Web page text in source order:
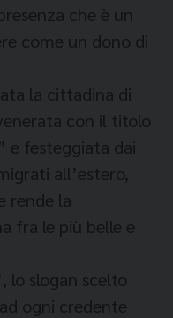
che è un
come un dono di
la cittadina di
con il titolo
e festeggiata dai
all’estero,
rende la
fra le più belle e
lo slogan scelto
ogni credente